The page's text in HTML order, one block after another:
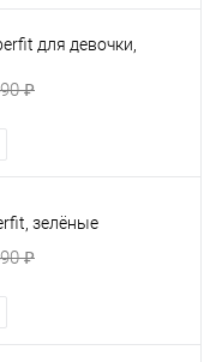
для девочки,
₽
зелёные
₽